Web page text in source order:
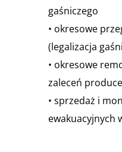
gaśniczego
• okresowe
(legalizacja
• okresowe
zaleceń
• sprzedaż i
ewakuacyjnych